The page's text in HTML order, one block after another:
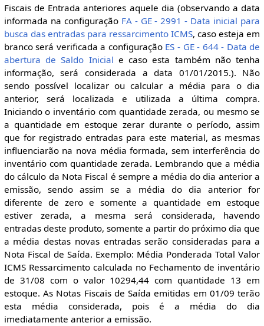
Fiscais de Entrada anteriores aquele dia (observando a data
informada na configuração FA - GE - 2991 - Data inicial para
busca das entradas para ressarcimento ICMS, caso esteja em
branco será verificada a configuração ES - GE - 644 - Data de
abertura de Saldo Inicial e caso esta também não tenha
informação, será considerada a data 01/01/2015.). Não
sendo possível localizar ou calcular a média para o dia
anterior, será localizada e utilizada a última compra.
Iniciando o inventário com quantidade zerada, ou mesmo se
a quantidade em estoque zerar durante o período, assim
que for registrado entradas para este material, as mesmas
influenciarão na nova média formada, sem interferência do
inventário com quantidade zerada. Lembrando que a média
do cálculo da Nota Fiscal é sempre a média do dia anterior a
emissão, sendo assim se a média do dia anterior for
diferente de zero e somente a quantidade em estoque
estiver zerada, a mesma será considerada, havendo
entradas deste produto, somente a partir do próximo dia que
a média destas novas entradas serão consideradas para a
Nota Fiscal de Saída. Exemplo: Média Ponderada Total Valor
ICMS Ressarcimento calculada no Fechamento de inventário
de 31/08 com o valor 10294,44 com quantidade 13 em
estoque. As Notas Fiscais de Saída emitidas em 01/09 terão
esta média considerada, pois é a média do dia
imediatamente anterior a emissão.